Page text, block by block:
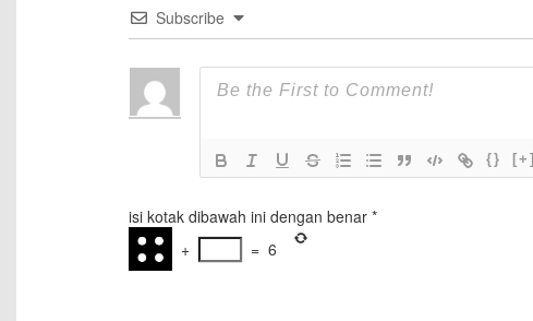
Subscribe
{} [+]
isi kotak dibawah ini dengan benar*
+
= 6